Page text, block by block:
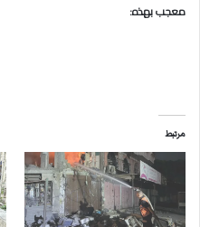
معجب بهذه:
مرتبط